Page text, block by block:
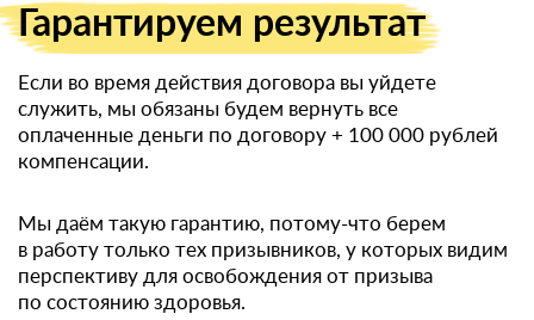
Гарантируем результат
Если во время действия договора вы уйдете
служить, мы обязаны будем вернуть все
оплаченные деньги по договору + 100 000 рублей
компенсации.
Мы даём такую гарантию, потому-что берем
в работу только тех призывников, у которых видим
перспективу для освобождения от призыва
по состоянию здоровья.